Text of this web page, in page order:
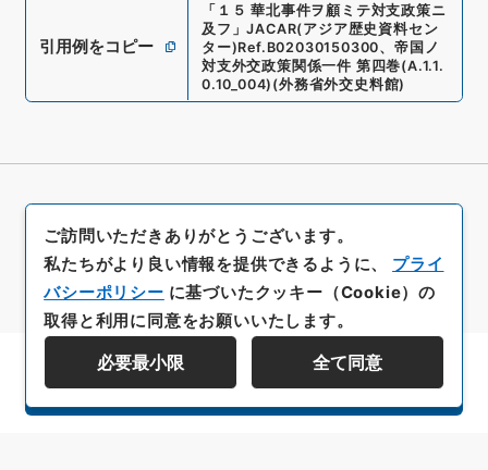
引用例をコピー
「 １５ 華北事件ヲ顧ミテ対支政策ニ
及フ 」JACAR(アジア歴史資料セン
ター)Ref. B02030150300、帝国ノ
対支外交政策関係一件 第四巻(A.1.1.
0.10_004) (外務省外交史料館)
資料群階層を表示する
ご訪問いただきありがとうございます。
私たちがより良い情報を提供できるように、 プライ
バシーポリシー に基づいたクッキー（Cookie）の
取得と利用に同意をお願いいたします。
必要最小限 全て同意